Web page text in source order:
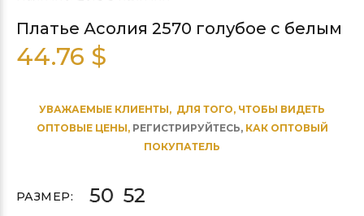
Платье Асолия 2570 голубое с белым
44.76 $
УВАЖАЕМЫЕ КЛИЕНТЫ, ДЛЯ ТОГО, ЧТОБЫ ВИДЕТЬ
ОПТОВЫЕ ЦЕНЫ, РЕГИСТРИРУЙТЕСЬ,КАК ОПТОВЫЙ
ПОКУПАТЕЛЬ
РАЗМЕР: